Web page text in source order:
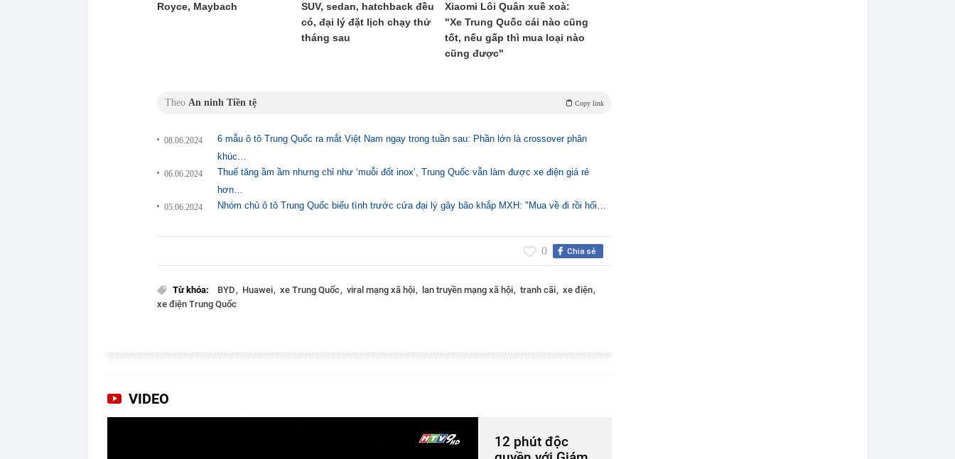
Royce, Maybach
SUV, sedan, hatchback đều
có, đại lý đặt lịch chạy thử
tháng sau
Xiaomi Lôi Quân xuề xoà:
"Xe Trung Quốc cái nào cũng
tốt, nếu gấp thì mua loại nào
cũng được"
Theo An ninh Tiền tệ Copy link
08.06.2024
6 mẫu ô tô Trung Quốc ra mắt Việt Nam ngay trong tuần sau: Phần lớn là crossover phân
khúc…
06.06.2024
Thuế tăng ầm ầm nhưng chỉ như ‘muỗi đốt inox’, Trung Quốc vẫn làm được xe điện giá rẻ
hơn…
05.06.2024 Nhóm chủ ô tô Trung Quốc biểu tình trước cửa đại lý gây bão khắp MXH: "Mua về đi rồi hối…
Chia sẻ
0
Từ khóa: BYD Huawei xe Trung Quốc viral mạng xã hội lan truyền mạng xã hội tranh cãi xe điện
xe điện Trung Quốc
VIDEO
12 phút độc